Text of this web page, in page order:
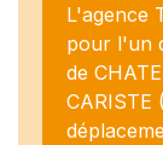
L'agence
pour l'un
de
CARISTE